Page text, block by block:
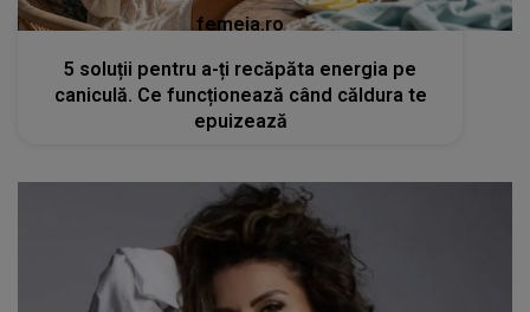
femeia.ro
5 soluții pentru a-ți recăpăta energia pe
caniculă. Ce funcționează când căldura te
epuizează